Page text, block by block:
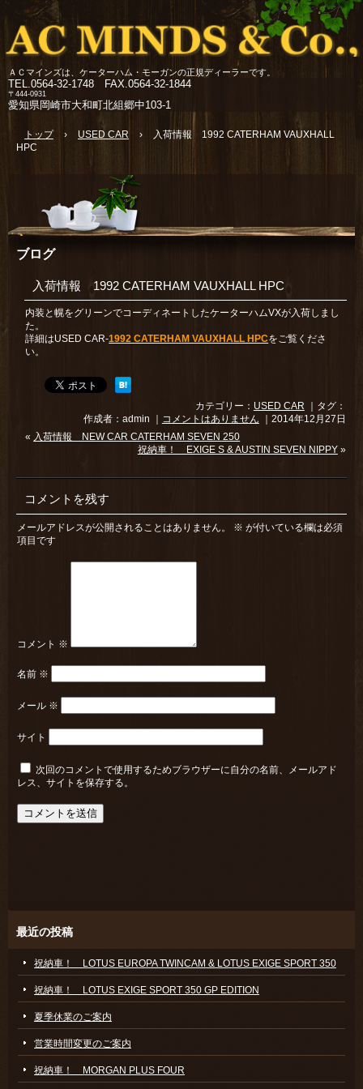
ＡＣマインズは、ケーターハム・モーガンの正規ディーラーです。
TEL.0564-32-1748 FAX.0564-32-1844
〒444-0931
愛知県岡崎市大和町北組郷中103-1
トップ › USED CAR ›
入荷情報 1992 CATERHAM VAUXHALL
HPC
ブログ
入荷情報 1992 CATERHAM VAUXHALL HPC
内装と幌をグリーンでコーディネートしたケーターハムVXが入荷しまし
た。
詳細はUSED CAR-1992 CATERHAM VAUXHALL HPCをご覧くださ
い。
カテゴリー： USED CAR ｜タグ：
作成者：admin ｜ コメントはありません ｜2014年12月27日
« 入荷情報 NEW CAR CATERHAM SEVEN 250
祝納車！ EXIGE S & AUSTIN SEVEN NIPPY»
コメントを残す
メールアドレスが公開されることはありません。 ※ が付いている欄は必須
項目です
コメント ※
名前 ※
メール ※
サイト
次回のコメントで使用するためブラウザーに自分の名前、メールアド
レス、サイトを保存する。
最近の投稿
祝納車！ LOTUS EUROPA TWINCAM & LOTUS EXIGE SPORT 350
祝納車！ LOTUS EXIGE SPORT 350 GP EDITION
夏季休業のご案内
営業時間変更のご案内
祝納車！ MORGAN PLUS FOUR